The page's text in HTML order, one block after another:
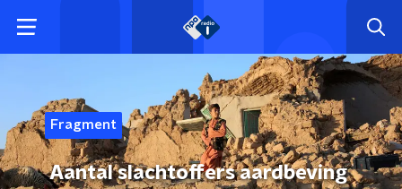
Fragment
Aantal slachtoffers aardbeving